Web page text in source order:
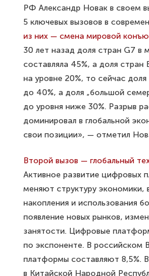
РФ Александр Новак в своем
5 ключевых вызовов в
из них — смена мировой
30 лет назад доля стран G7 в
составляла 45%, а доля
на уровне 20%, то сейчас
до 40%, а доля „большой
до уровня ниже 30%. Разрыв
доминировал в глобальной
свои позиции», — отметил
Второй вызов — глобальный
Активное развитие цифровых
меняют структуру экономики,
накопления и использования
появление новых рынков,
занятости. Цифровые
по экспоненте. В российском
платформы составляют 8,5%.
в Китайской Народной